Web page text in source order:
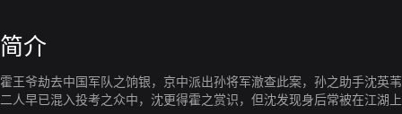
简介
霍王爷劫去中国军队之饷银，京中派出孙将军澈查此案，孙之助手沈英
二人早已混入投考之众中，沈更得霍之赏识，但沈发现身后常被在江湖